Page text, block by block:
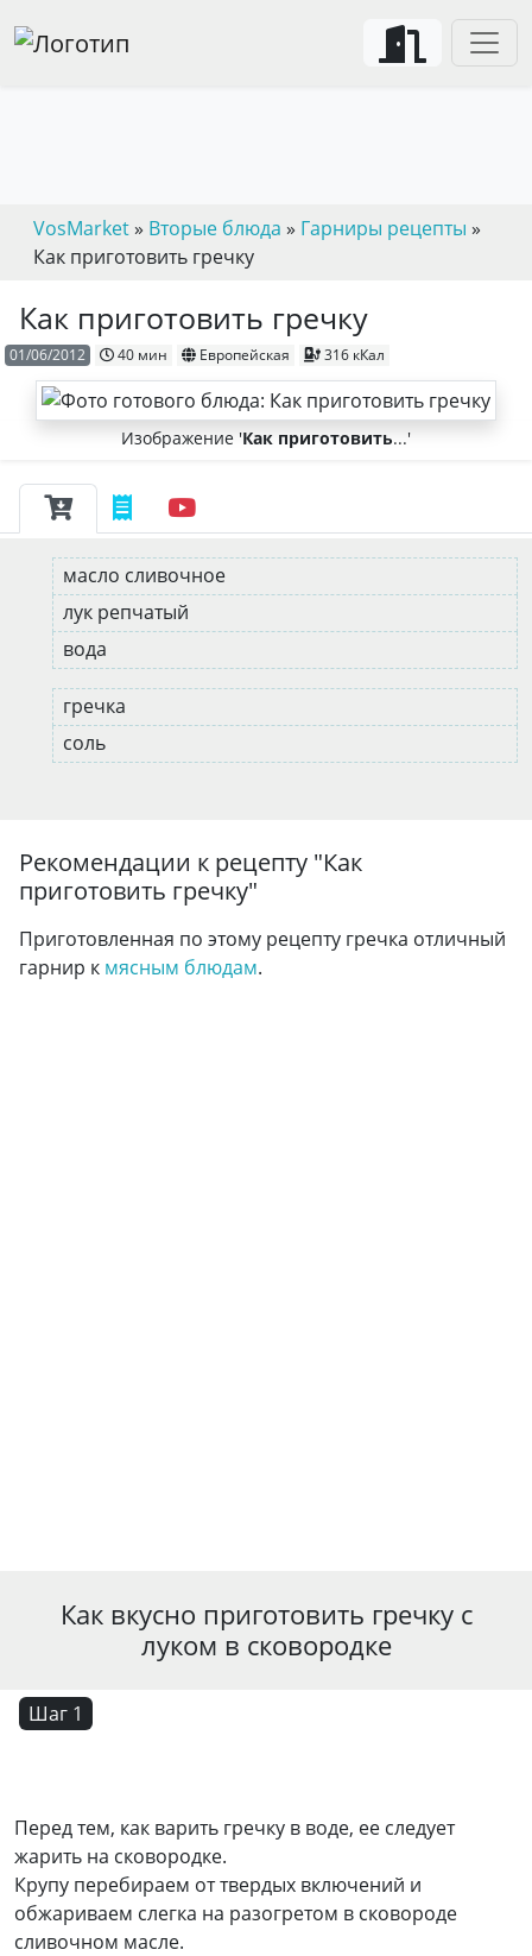
VosMarket» Вторые блюда » Гарниры рецепты »
Как приготовить гречку
Как приготовить гречку
01/06/2012 40 мин Европейская 316 кКал
Изображение 'Как приготовить...'
масло сливочное
лук репчатый
вода
гречка
соль
Рекомендации к рецепту "Как
приготовить гречку"
Приготовленная по этому рецепту гречка отличный
гарнир к мясным блюдам.
Как вкусно приготовить гречку с
луком в сковородке
Шаг 1
Перед тем, как варить гречку в воде, ее следует
жарить на сковородке.
Крупу перебираем от твердых включений и
обжариваем слегка на разогретом в сковороде
сливочном масле.